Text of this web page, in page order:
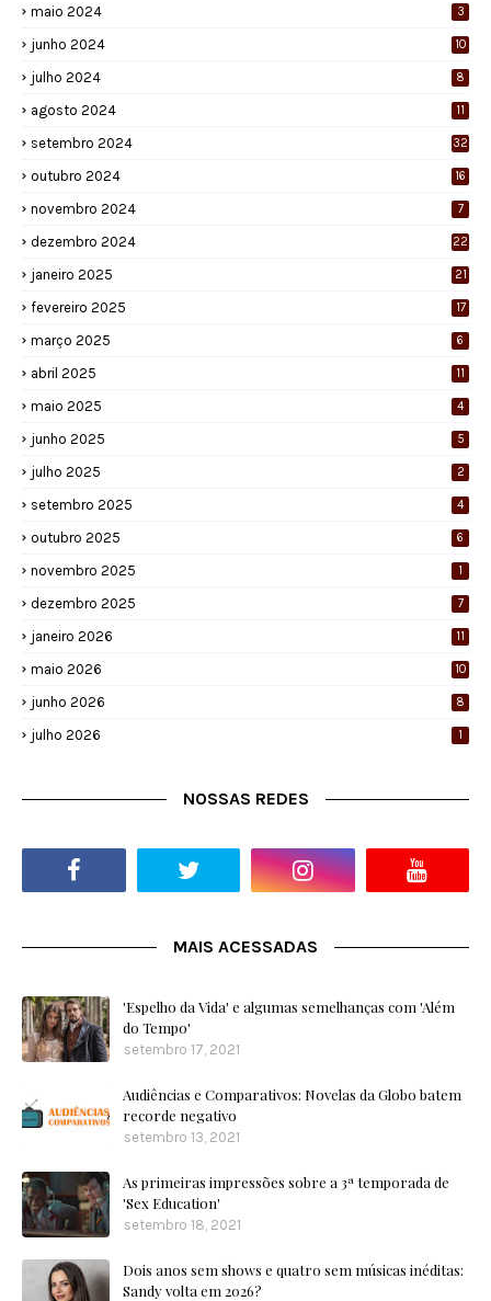
maio 2024 3
junho 2024 10
julho 2024 8
agosto 2024 11
setembro 2024 32
outubro 2024 16
novembro 2024 7
dezembro 2024 22
janeiro 2025 21
fevereiro 2025 17
março 2025 6
abril 2025 11
maio 2025 4
junho 2025 5
julho 2025 2
setembro 2025 4
outubro 2025 6
novembro 2025 1
dezembro 2025 7
janeiro 2026 11
maio 2026 10
junho 2026 8
julho 2026 1
NOSSAS REDES
MAIS ACESSADAS
'Espelho da Vida' e algumas semelhanças com 'Além
do Tempo'
setembro 17, 2021
Audiências e Comparativos: Novelas da Globo batem
recorde negativo
setembro 13, 2021
As primeiras impressões sobre a 3ª temporada de
'Sex Education'
setembro 18, 2021
Dois anos sem shows e quatro sem músicas inéditas:
Sandy volta em 2026?